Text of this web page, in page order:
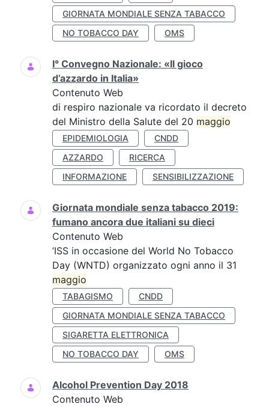
GIORNATA MONDIALE SENZA TABACCO
NO TOBACCO DAY
OMS
I° Convegno Nazionale: «Il gioco
d’azzardo in Italia»
Contenuto Web
di respiro nazionale va ricordato il decreto
del Ministro della Salute del 20 maggio
EPIDEMIOLOGIA
CNDD
AZZARDO
RICERCA
INFORMAZIONE
SENSIBILIZZAZIONE
Giornata mondiale senza tabacco 2019:
fumano ancora due italiani su dieci
Contenuto Web
’ISS in occasione del World No Tobacco
Day (WNTD) organizzato ogni anno il 31
maggio
TABAGISMO
CNDD
GIORNATA MONDIALE SENZA TABACCO
SIGARETTA ELETTRONICA
NO TOBACCO DAY
OMS
Alcohol Prevention Day 2018
Contenuto Web